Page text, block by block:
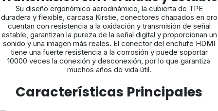
Su diseño ergonómico aerodinámico, la cubierta de TPE
duradera y flexible, carcasa Kirstie, conectores chapados en oro
cuentan con resistencia a la oxidación y transmisión de señal
estable, garantizan la pureza de la señal digital y proporcionan un
sonido y una imagen más reales. El conector del enchufe HDMI
tiene una fuerte resistencia a la corrosión y puede soportar
10000 veces la conexión y desconexión, por lo que garantiza
muchos años de vida útil.
Características Principales